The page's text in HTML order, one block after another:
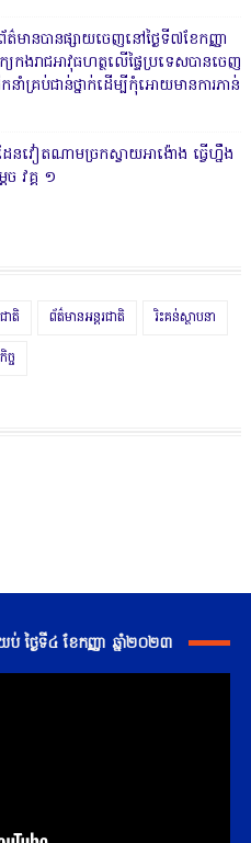
ត៌មានបានផ្សាយចេញនៅថ្ងៃទី៧ខែកញ្ញា
យកងរាជអាវុធហត្ថលើផ្ទៃប្រទេសបានចេញ
នាំគ្រប់ជាន់ថ្នាក់ដើម្បីកុំអោយមានការភាន់
វៀតណាមច្រកស្វាយអាង៉ោង ធ្វើហ្នឹង
វគ្គ ១
ាតិ ព័ត៌មានអន្តរជាតិ រិះគន់ស្ថាបនា
ច្ច
ថ្ងៃទី៤ ខែកញ្ញា ឆ្នាំ២០២៣